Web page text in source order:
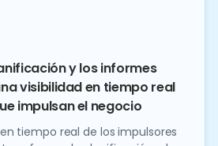
y los informes
visibilidad en tiempo real
impulsan el negocio
tiempo real de los impulsores